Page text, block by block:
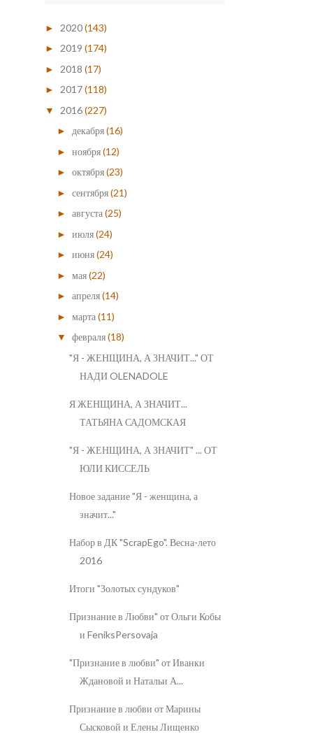
► 2020(143)
► 2019 (174)
► 2018 (17)
► 2017(118)
▼ 2016(227)
► декабря(16)
► ноября(12)
► октября(23)
► сентября(21)
► августа(25)
► июля(24)
► июня(24)
► мая(22)
► апреля(14)
► марта(11)
▼ февраля(18)
"Я - ЖЕНЩИНА, А ЗНАЧИТ..." ОТ
НАДИ OLENADOLE
Я ЖЕНЩИНА, А ЗНАЧИТ...
ТАТЬЯНА САДОМСКАЯ
"Я - ЖЕНЩИНА, А ЗНАЧИТ" ... ОТ
ЮЛИ КИССЕЛЬ
Новое задание "Я - женщина, а
значит..."
Набор в ДК "ScrapEgo". Весна-лето
2016
Итоги "Золотых сундуков"
Признание в Любви" от Ольги Кобы
и FeniksPersovaja
"Признание в любви" от Иванки
Ждановой и Натальи А...
Признание в любви от Марины
Сысковой и Елены Лищенко